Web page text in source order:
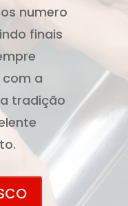
numero
finais
a
tradição